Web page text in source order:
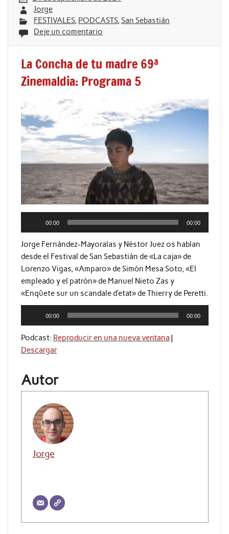
Jorge
FESTIVALES, PODCASTS,San Sebastián
Deje un comentario
La Concha de tu madre 69ª
Zinemaldia: Programa 5
audio
00:00 00:00
Jorge Fernández-Mayoralas y Néstor Juez os hablan
desde el Festival de San Sebastián de «La caja» de
Lorenzo Vigas, «Amparo» de Simón Mesa Soto, «El
empleado y el patrón» de Manuel Nieto Zas y
«Enqûete sur un scandale d’etat» de Thierry de Peretti.
audio
00:00 00:00
Podcast: Reproducir en una nueva ventana |
Descargar
Autor
Jorge